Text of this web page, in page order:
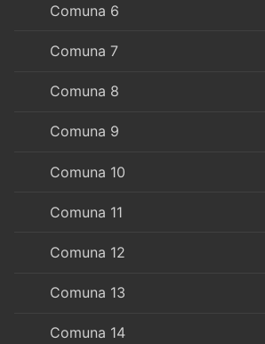
Comuna 6
Comuna 7
Comuna 8
Comuna 9
Comuna 10
Comuna 11
Comuna 12
Comuna 13
Comuna 14